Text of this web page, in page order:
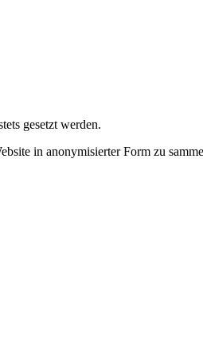
gesetzt werden.
in anonymisierter Form zu